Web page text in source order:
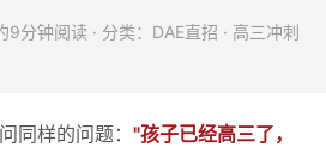
分钟阅读 · 分类：DAE直招 · 高三冲刺
同样的问题： "孩子已经高三了，